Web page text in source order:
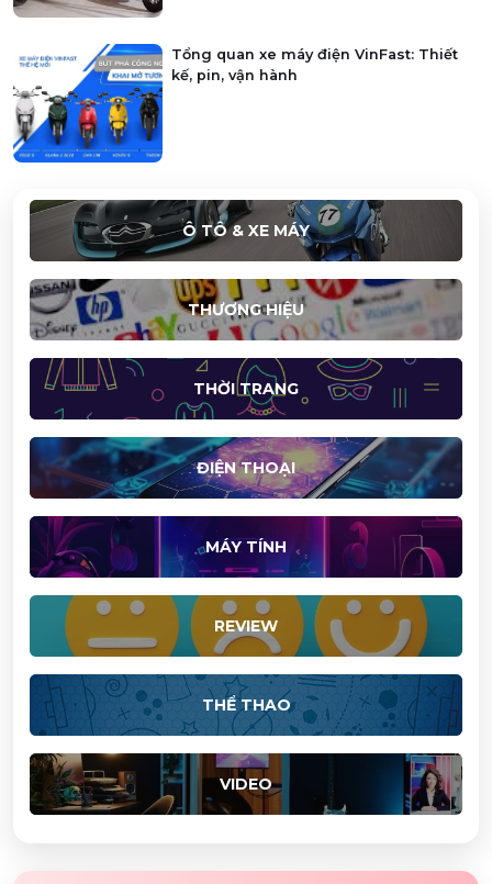
Tổng quan xe máy điện VinFast: Thiết
kế, pin, vận hành
Ô TÔ & XE MÁY
THƯƠNG HIỆU
THỜI TRANG
ĐIỆN THOẠI
MÁY TÍNH
REVIEW
THỂ THAO
VIDEO